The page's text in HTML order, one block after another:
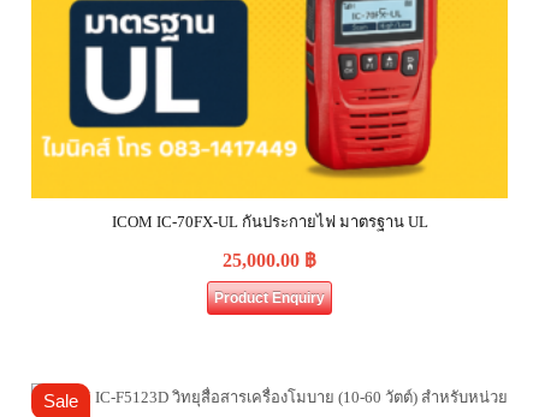
ICOM IC-70FX-UL กันประกายไฟ มาตรฐาน UL
25,000.00 ฿
Product Enquiry
Sale